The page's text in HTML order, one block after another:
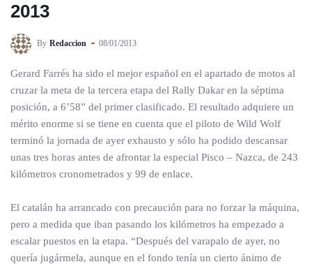
2013
By Redaccion 08/01/2013
Gerard Farrés ha sido el mejor español en el apartado de motos al
cruzar la meta de la tercera etapa del Rally Dakar en la séptima
posición, a 6’58” del primer clasificado. El resultado adquiere un
mérito enorme si se tiene en cuenta que el piloto de Wild Wolf
terminó la jornada de ayer exhausto y sólo ha podido descansar
unas tres horas antes de afrontar la especial Pisco – Nazca, de 243
kilómetros cronometrados y 99 de enlace.
El catalán ha arrancado con precaución para no forzar la máquina,
pero a medida que iban pasando los kilómetros ha empezado a
escalar puestos en la etapa. “Después del varapalo de ayer, no
quería jugármela, aunque en el fondo tenía un cierto ánimo de